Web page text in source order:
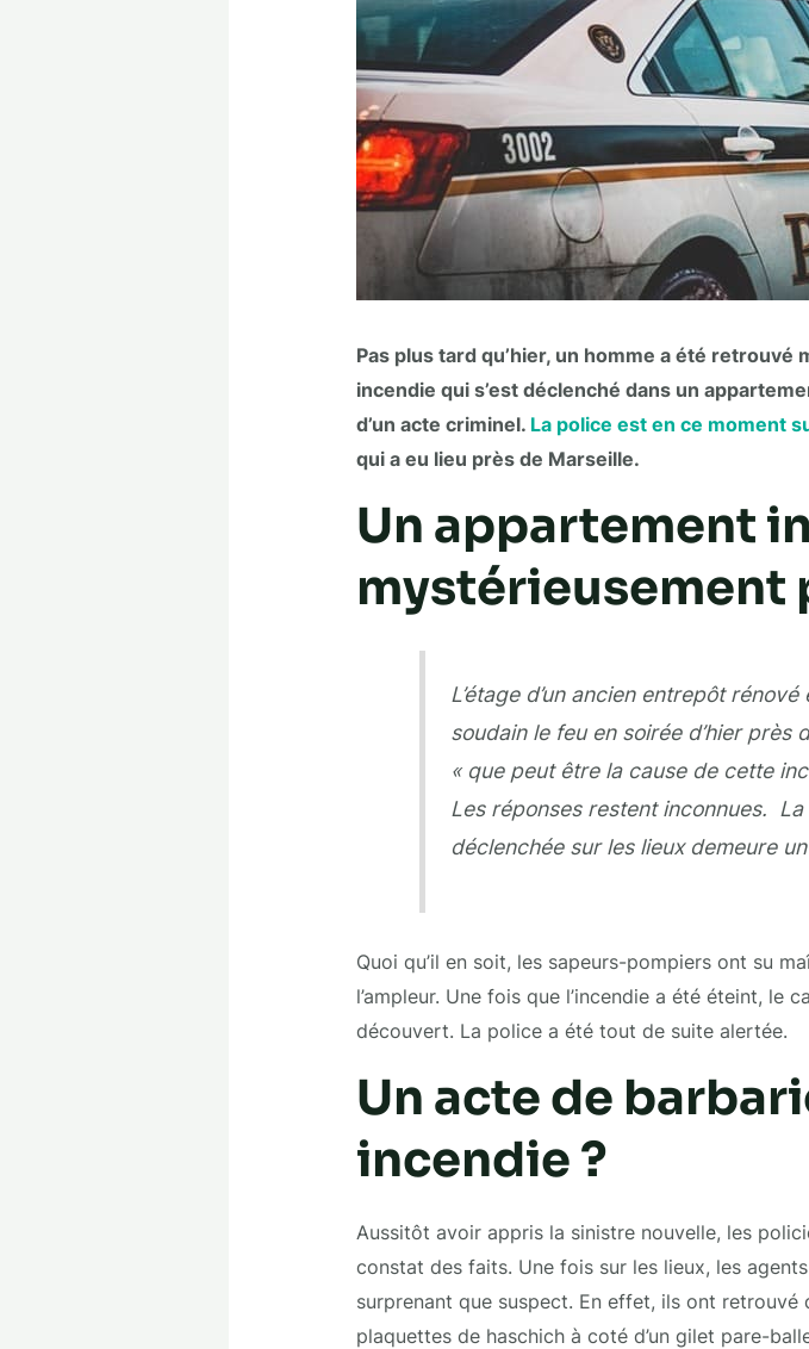
Pas plus tard qu’hier, un homme a été
incendie qui s’est déclenché dans un
d’un acte criminel. La police est en ce moment
qui a eu lieu près de Marseille.
Un appartement
mystérieusement
L’étage d’un ancien entrepôt
soudain le feu en soirée d’hier près
« que peut être la cause de cette
Les réponses restent inconnues. La
déclenchée sur les lieux demeure
Quoi qu’il en soit, les sapeurs-pompiers ont su
l’ampleur. Une fois que l’incendie a été éteint, le
découvert. La police a été tout de suite alertée.
Un acte de
incendie ?
Aussitôt avoir appris la sinistre nouvelle, les
constat des faits. Une fois sur les lieux, les
surprenant que suspect. En effet, ils ont
plaquettes de haschich à coté d’un gilet pare-